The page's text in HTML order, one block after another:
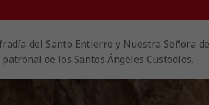
del Santo Entierro y Nuestra Señora
de los Santos Ángeles Custodios.